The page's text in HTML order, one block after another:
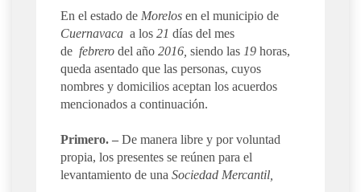
En el estado de Morelos en el municipio de
Cuernavaca a los 21 días del mes
de febrero del año 2016, siendo las 19 horas,
queda asentado que las personas, cuyos
nombres y domicilios aceptan los acuerdos
mencionados a continuación.
Primero. – De manera libre y por voluntad
propia, los presentes se reúnen para el
levantamiento de una Sociedad Mercantil,